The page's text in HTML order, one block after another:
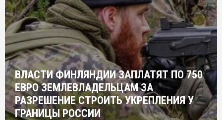
ВЛАСТИ ФИНЛЯНДИИ ЗАПЛАТЯТ ПО 750
ЕВРО ЗЕМЛЕВЛАДЕЛЬЦАМ ЗА
РАЗРЕШЕНИЕ СТРОИТЬ УКРЕПЛЕНИЯ У
ГРАНИЦЫ РОССИИ